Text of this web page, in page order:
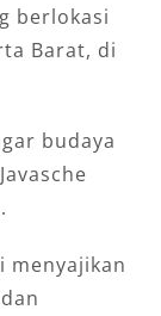
berlokasi
Barat, di
budaya
menyajikan